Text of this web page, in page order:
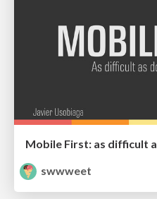
Mobile First: as difficult
swwweet